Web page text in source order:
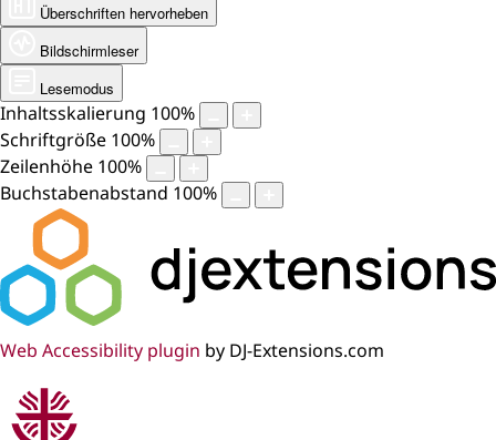
Überschriften hervorheben
Bildschirmleser
Lesemodus
Inhaltsskalierung 100%
Schriftgröße 100%
Zeilenhöhe 100%
Buchstabenabstand 100%
Web Accessibility plugin by DJ-Extensions.com